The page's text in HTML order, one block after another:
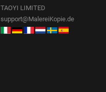
TAOYI LIMITED
support@MalereiKopie.de